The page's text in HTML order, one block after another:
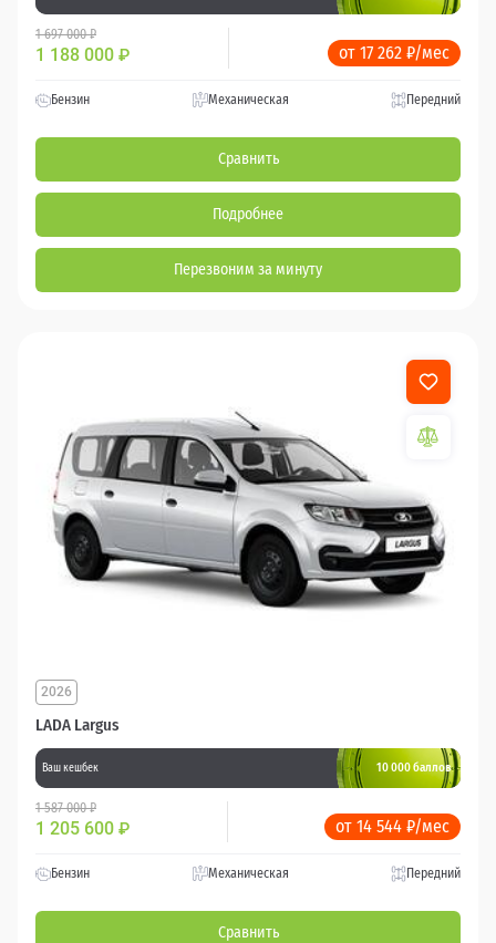
1 697 000 ₽
1 188 000 ₽ от 17 262 ₽/мес
Бензин Механическая Передний
Сравнить
Подробнее
Перезвоним за минуту
LADA Largus
2026
Ваш кешбек 10 000 баллов
1 587 000 ₽
1 205 600 ₽ от 14 544 ₽/мес
Бензин Механическая Передний
Сравнить